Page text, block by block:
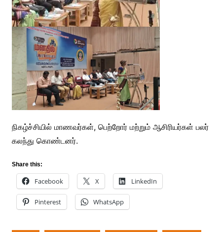
நிகழ்ச்சியில் மாணவர்கள், பெற்றோர் மற்றும் ஆசிரியர்கள் பலர்
கலந்து கொண்டனர்.
Share this:
Facebook X LinkedIn
Pinterest WhatsApp